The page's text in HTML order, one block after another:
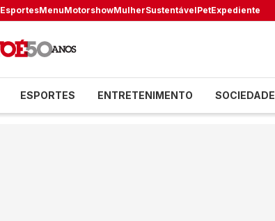
EsportesMenuMotorshowMulherSustentávelPetExpediente
ESPORTES ENTRETENIMENTO SOCIEDADE